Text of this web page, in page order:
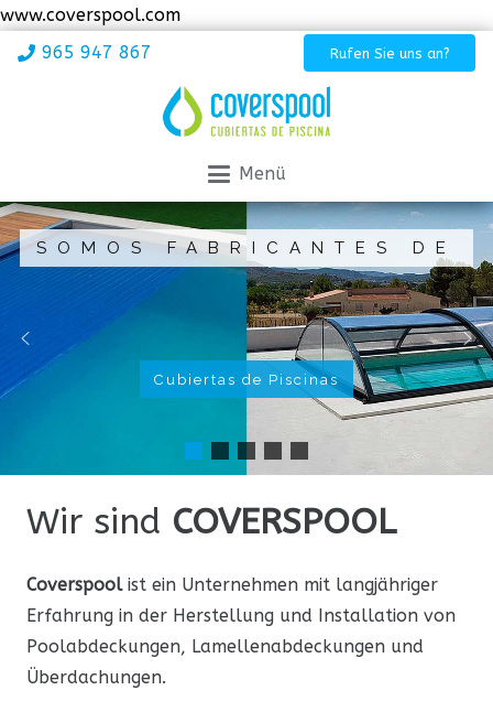
www.coverspool.com
965 947 867
Rufen Sie uns an?
Menü
SOMOS FABRICANTES DE
Cubiertas de Piscinas
Wir sind COVERSPOOL
Coverspoolist ein Unternehmen mit langjähriger
Erfahrung in der Herstellung und Installation von
Poolabdeckungen, Lamellenabdeckungen und
Überdachungen.